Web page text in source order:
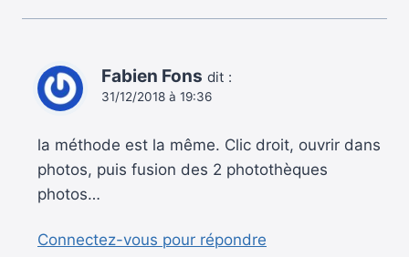
Fabien Fons dit :
31/12/2018 à 19:36
la méthode est la même. Clic droit, ouvrir dans
photos, puis fusion des 2 photothèques
photos…
Connectez-vous pour répondre